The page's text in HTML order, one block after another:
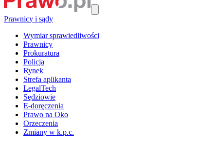
Prawnicy i sądy
Wymiar sprawiedliwości
Prawnicy
Prokuratura
Policja
Rynek
Strefa aplikanta
LegalTech
Sędziowie
E-doręczenia
Prawo na Oko
Orzeczenia
Zmiany w k.p.c.